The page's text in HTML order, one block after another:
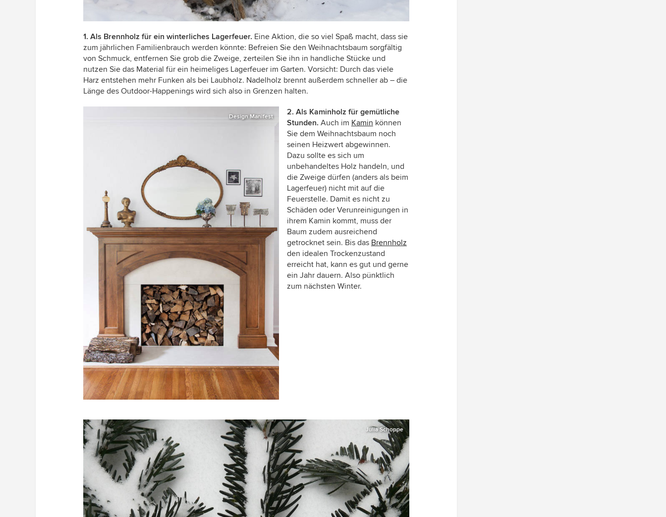
1. Als Brennholz für ein winterliches Lagerfeuer. Eine Aktion, die so viel Spaß macht, dass sie
zum jährlichen Familienbrauch werden könnte: Befreien Sie den Weihnachtsbaum sorgfältig
von Schmuck, entfernen Sie grob die Zweige, zerteilen Sie ihn in handliche Stücke und
nutzen Sie das Material für ein heimeliges Lagerfeuer im Garten. Vorsicht: Durch das viele
Harz entstehen mehr Funken als bei Laubholz. Nadelholz brennt außerdem schneller ab – die
Länge des Outdoor-Happenings wird sich also in Grenzen halten.
Design Manifest
2. Als Kaminholz für gemütliche
Stunden. Auch im Kamin können
Sie dem Weihnachtsbaum noch
seinen Heizwert abgewinnen.
Dazu sollte es sich um
unbehandeltes Holz handeln, und
die Zweige dürfen (anders als beim
Lagerfeuer) nicht mit auf die
Feuerstelle. Damit es nicht zu
Schäden oder Verunreinigungen in
ihrem Kamin kommt, muss der
Baum zudem ausreichend
getrocknet sein. Bis das Brennholz
den idealen Trockenzustand
erreicht hat, kann es gut und gerne
ein Jahr dauern. Also pünktlich
zum nächsten Winter.
Julia Schoppe